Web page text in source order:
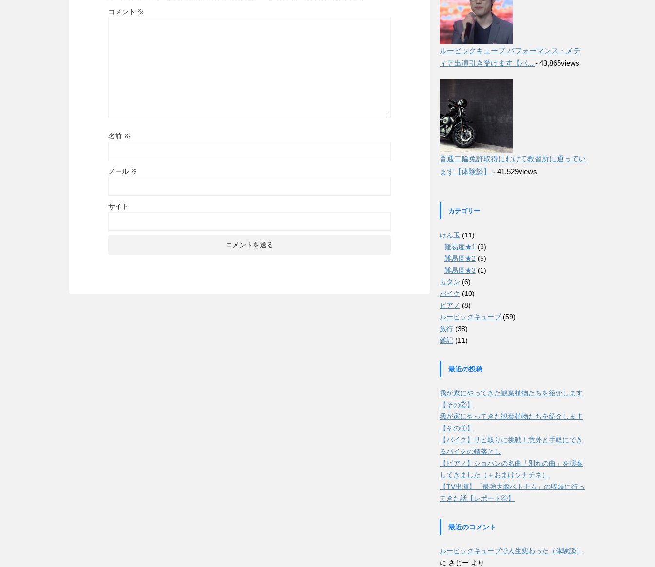
コメント ※
名前 ※
メール ※
サイト
ルービックキューブ パフォーマンス・メデ
ィア出演引き受けます【パ... - 43,865views
普通二輪免許取得にむけて教習所に通ってい
ます【体験談】 - 41,529views
カテゴリー
けん玉 (11)
難易度★1 (3)
難易度★2 (5)
難易度★3 (1)
カタン (6)
バイク (10)
ピアノ (8)
ルービックキューブ (59)
旅行 (38)
雑記 (11)
最近の投稿
我が家にやってきた観葉植物たちを紹介します
【その②】
我が家にやってきた観葉植物たちを紹介します
【その①】
【バイク】サビ取りに挑戦！意外と手軽にでき
るバイクの錆落とし
【ピアノ】ショパンの名曲「別れの曲」を演奏
してきました（＋おまけソナチネ）
【TV出演】「最強大脳ベトナム」の収録に行っ
てきた話【レポート④】
最近のコメント
ルービックキューブで人生変わった（体験談）
に さじー より